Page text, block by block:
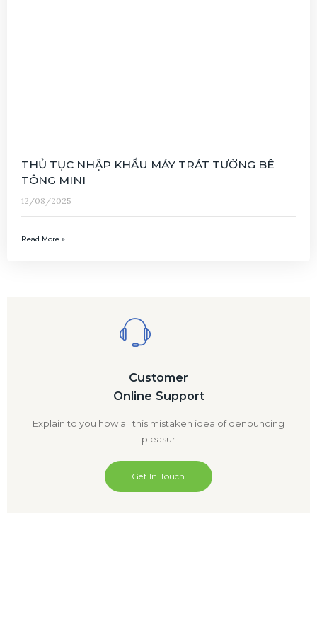
THỦ TỤC NHẬP KHẨU MÁY TRÁT TƯỜNG BÊ
TÔNG MINI
12/08/2025
Read More »
Customer
Online Support
Explain to you how all this mistaken idea of denouncing
pleasur
Get In Touch